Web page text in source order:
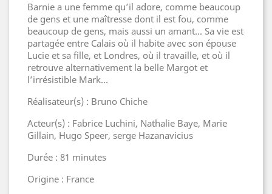
Barnie a une femme qu’il adore, comme beaucoup
de gens et une maîtresse dont il est fou, comme
beaucoup de gens, mais aussi un amant… Sa vie est
partagée entre Calais où il habite avec son épouse
Lucie et sa fille, et Londres, où il travaille, et où il
retrouve alternativement la belle Margot et
l’irrésistible Mark…
Réalisateur(s) : Bruno Chiche
Acteur(s) : Fabrice Luchini, Nathalie Baye, Marie
Gillain, Hugo Speer, serge Hazanavicius
Durée : 81 minutes
Origine : France